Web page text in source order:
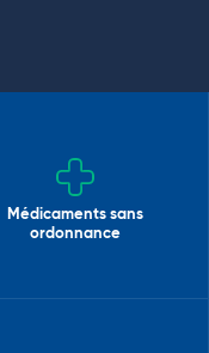
Médicaments sans
ordonnance